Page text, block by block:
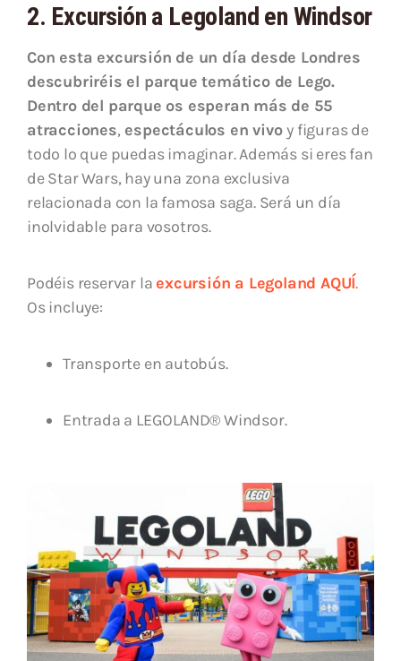
2. Excursión a Legoland en Windsor
Con esta excursión de un día desde Londres
descubriréis el parque temático de Lego.
Dentro del parque os esperan más de 55
atracciones, espectáculos envivo y figuras de
todo lo que puedas imaginar. Además si eres fan
de Star Wars, hay una zona exclusiva
relacionada con la famosa saga. Será un día
inolvidable para vosotros.
Podéis reservar laexcursión a Legoland AQUÍ.
Os incluye:
Transporte en autobús.
Entrada a LEGOLAND® Windsor.